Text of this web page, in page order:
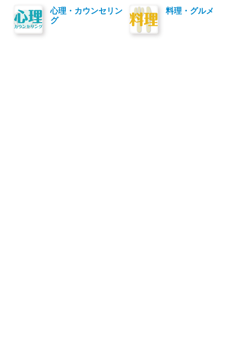
心理・カウンセリン
グ
料理・グルメ